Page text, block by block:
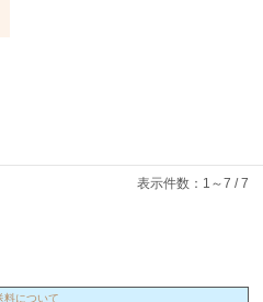
表示件数：1～7 / 7